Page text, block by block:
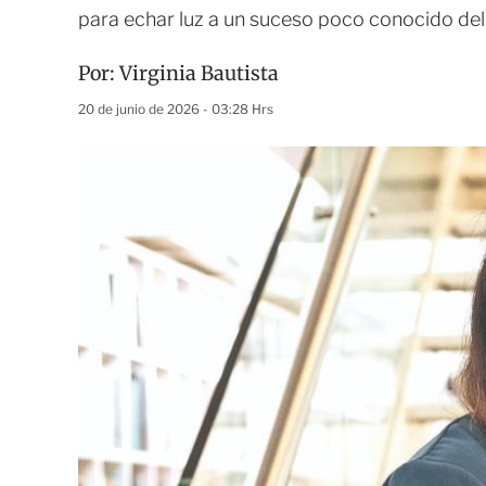
para echar luz a un suceso poco conocido
Por:Virginia Bautista
20 de junio de 2026 - 03:28 Hrs